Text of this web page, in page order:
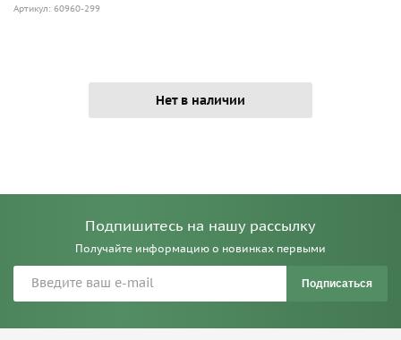
Артикул: 60960-299
Нет в наличии
Подпишитесь на нашу рассылку
Получайте информацию о новинках первыми
Подписаться